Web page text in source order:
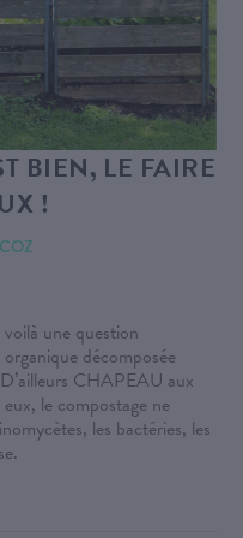
BIEN, LE FAIRE
!
une question
décomposée
CHAPEAU aux
le compostage ne
les bactéries, les